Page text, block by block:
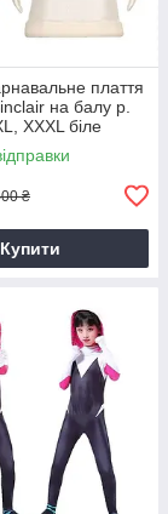
плаття
на балу р.
XXXL біле
₴
Купити